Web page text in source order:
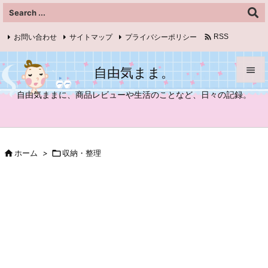
自由気まま。
自由気ままに、商品レビューや生活のことなど、日々の記録。



お問い合わせ サイトマップ プライバシーポリシー  RSS
Feedly
ホーム > 収納・整理